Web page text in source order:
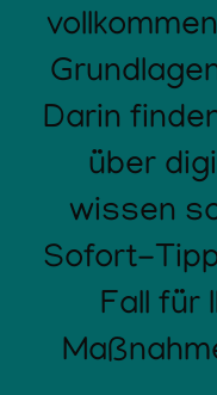
Darin
über
wissen
Sofort-
Fall für